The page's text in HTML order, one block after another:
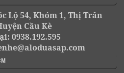
Lộ 54, Khóm 1, Thị Trấn
Cầu Kè
0938.192.595